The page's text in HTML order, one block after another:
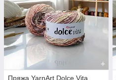
Пряжа YarnArt Dolce Vita